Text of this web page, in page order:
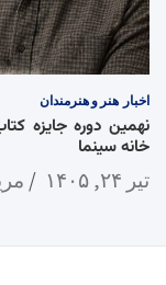
اخبار هنر و هنرمندان
نهمین دوره جایزه
خانه سینما
تیر ۲۴, ۱۴۰۵